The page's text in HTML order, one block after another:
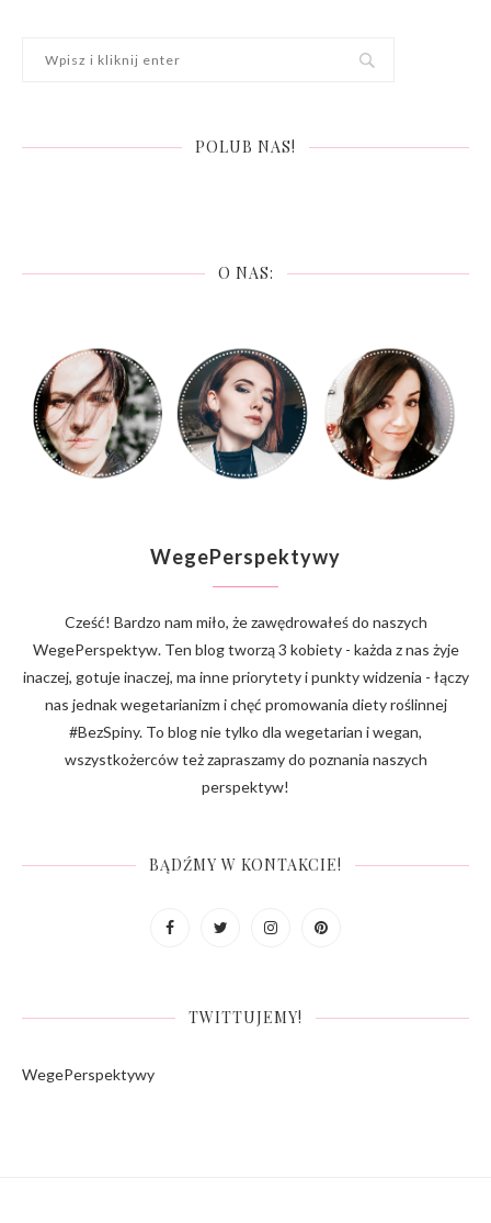
POLUB NAS!
O NAS:
WegePerspektywy
Cześć! Bardzo nam miło, że zawędrowałeś do naszych
WegePerspektyw. Ten blog tworzą 3 kobiety - każda z nas żyje
inaczej, gotuje inaczej, ma inne priorytety i punkty widzenia - łączy
nas jednak wegetarianizm i chęć promowania diety roślinnej
#BezSpiny. To blog nie tylko dla wegetarian i wegan,
wszystkożerców też zapraszamy do poznania naszych
perspektyw!
BĄDŹMY W KONTAKCIE!
TWITTUJEMY!
WegePerspektywy